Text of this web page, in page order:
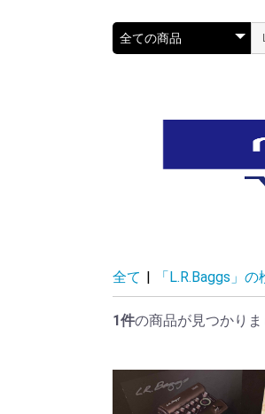
全て | 「L.R.Baggs」
1件の商品が見つかりま